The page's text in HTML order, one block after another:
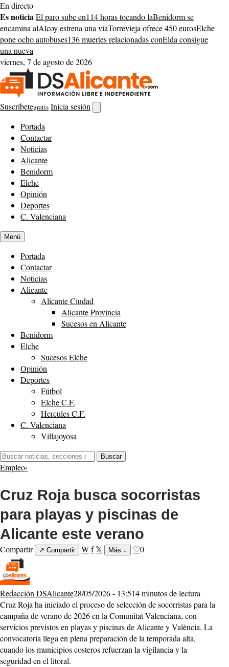
Saltar
al
contenido
En directo
Es noticiaEl paro sube en114 horas tocando laBenidorm se
encamina alAlcoy estrena una víaTorrevieja ofrece 450 eurosElche
pone ocho autobuses136 muertes relacionadas conElda consigue
una nueva
viernes, 7 de agosto de 2026
Suscríbetegratis Inicia sesión
buscador
Portada
Contactar
Noticias
Alicante
Benidorm
Elche
Opinión
Deportes
C. Valenciana
Menú
Portada
Contactar
Noticias
Alicante
Alicante Ciudad
Alicante Provincia
Sucesos en Alicante
Benidorm
Elche
Sucesos Elche
Opinión
Deportes
Fútbol
Elche C.F.
Hercules C.F.
C. Valenciana
Villajoyosa
Buscar:
Buscar
Empleo›
Cruz Roja busca socorristas
para playas y piscinas de
Alicante este verano
Compartir ↗ Compartir Wf 𝕏 Más ↓ ♡0
Redacción DSAlicante28/05/2026 - 13:514 minutos de lectura
Cruz Roja ha iniciado el proceso de selección de socorristas para la
campaña de verano de 2026 en la Comunitat Valenciana, con
servicios previstos en playas y piscinas de Alicante y València. La
convocatoria llega en plena preparación de la temporada alta,
cuando los municipios costeros refuerzan la vigilancia y la
seguridad en el litoral.